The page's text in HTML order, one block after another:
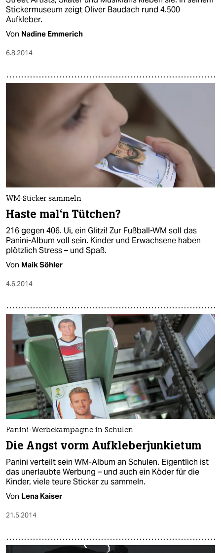
Stickermuseum zeigt Oliver Baudach rund 4.500
Aufkleber.
Von Nadine Emmerich
6.8.2014
WM-Sticker sammeln
Haste mal‘n Tütchen?
216 gegen 406. Ui, ein Glitzi! Zur Fußball-WM soll das
Panini-Album voll sein. Kinder und Erwachsene haben
plötzlich Stress – und Spaß.
Von Maik Söhler
4.6.2014
Panini-Werbekampagne in Schulen
Die Angst vorm Aufkleberjunkietum
Panini verteilt sein WM-Album an Schulen. Eigentlich ist
das unerlaubte Werbung – und auch ein Köder für die
Kinder, viele teure Sticker zu sammeln.
Von Lena Kaiser
21.5.2014